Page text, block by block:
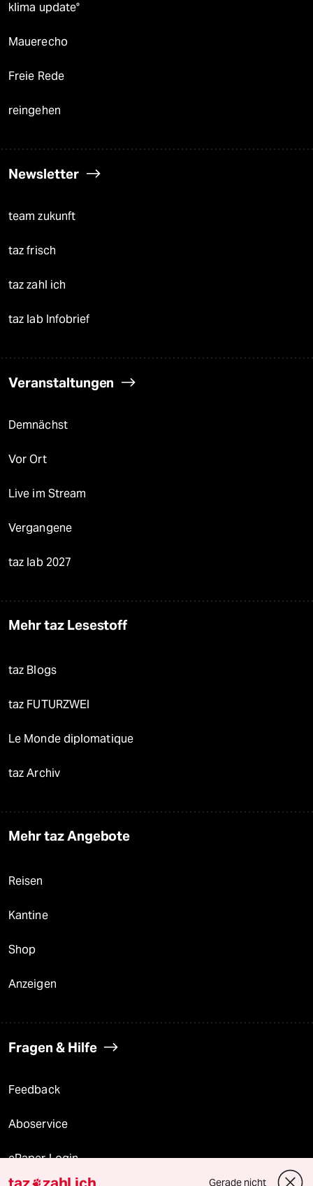
klima update°
Mauerecho
Freie Rede
reingehen
Newsletter
team zukunft
taz frisch
taz zahl ich
taz lab Infobrief
Veranstaltungen
Demnächst
Vor Ort
Live im Stream
Vergangene
taz lab 2027
Mehr taz Lesestoff
taz Blogs
taz FUTURZWEI
Le Monde diplomatique
taz Archiv
Mehr taz Angebote
Reisen
Kantine
Shop
Anzeigen
Fragen & Hilfe
Feedback
Aboservice
ePaper Login
 Gerade nicht